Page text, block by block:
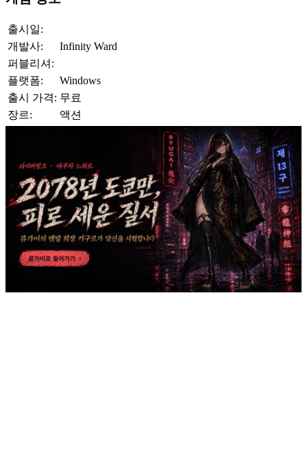
출시일:
개발사:
Infinity Ward
퍼블리셔:
플랫폼:
Windows
출시 가격: 무료
장르:
액션